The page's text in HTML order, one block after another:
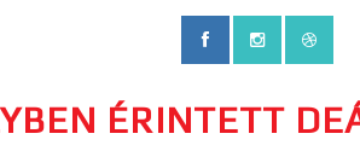
ÉRINTETT